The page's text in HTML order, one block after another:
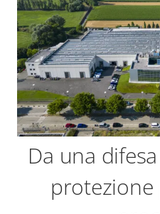
Da una